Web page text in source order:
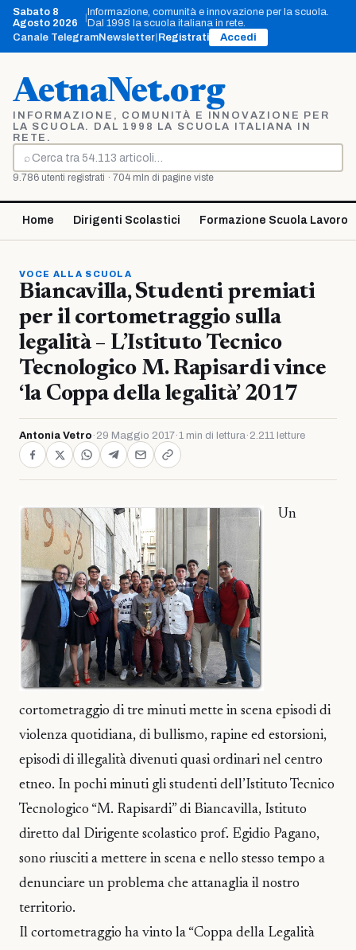
Vai
contenuto
Sabato 8
Agosto 2026
Informazione, comunità e innovazione per la scuola.
Dal 1998 la scuola italiana in rete.
Canale TelegramNewsletter Registrati Accedi
AetnaNet.org
INFORMAZIONE, COMUNITÀ E INNOVAZIONE PER
LA SCUOLA. DAL 1998 LA SCUOLA ITALIANA IN
RETE.
⌕
Cerca
9.786 utenti registrati · 704 mln di pagine viste
Home Dirigenti Scolastici Formazione Scuola Lavoro
VOCE ALLA SCUOLA
Biancavilla, Studenti premiati
per il cortometraggio sulla
legalità – L’Istituto Tecnico
Tecnologico M. Rapisardi vince
‘la Coppa della legalità’ 2017
Antonia Vetro · 29 Maggio 2017·1 min di lettura· 2.211 letture
Un
cortometraggio di tre minuti mette in scena episodi di
violenza quotidiana, di bullismo, rapine ed estorsioni,
episodi di illegalità divenuti quasi ordinari nel centro
etneo. In pochi minuti gli studenti dell’Istituto Tecnico
Tecnologico “M. Rapisardi” di Biancavilla, Istituto
diretto dal Dirigente scolastico prof. Egidio Pagano,
sono riusciti a mettere in scena e nello stesso tempo a
denunciare un problema che attanaglia il nostro
territorio.
Il cortometraggio ha vinto la “Coppa della Legalità